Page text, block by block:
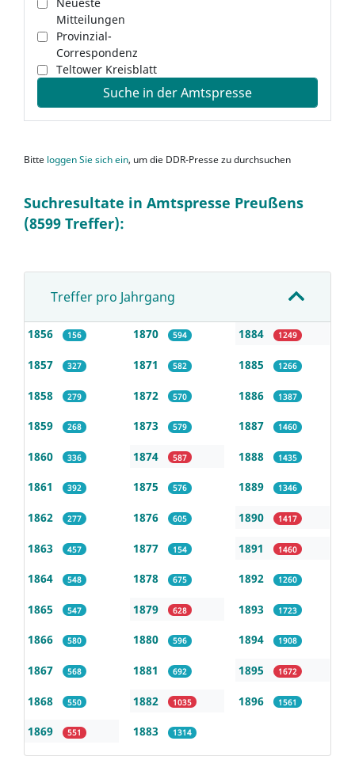
Neueste
Mitteilungen
Provinzial-
Correspondenz
Teltower Kreisblatt
Suche in der Amtspresse
Bitte loggen Sie sich ein, um die DDR-Presse zu durchsuchen
Suchresultate in Amtspresse Preußens
(8599 Treffer):
Treffer pro Jahrgang
1856 156
1857 327
1858 279
1859 268
1860 336
1861 392
1862 277
1863 457
1864 548
1865 547
1866 580
1867 568
1868 550
1869 551
1870 594
1871 582
1872 570
1873 579
1874 587
1875 576
1876 605
1877 154
1878 675
1879 628
1880 596
1881 692
1882 1035
1883 1314
1884 1249
1885 1266
1886 1387
1887 1460
1888 1435
1889 1346
1890 1417
1891 1460
1892 1260
1893 1723
1894 1908
1895 1672
1896 1561